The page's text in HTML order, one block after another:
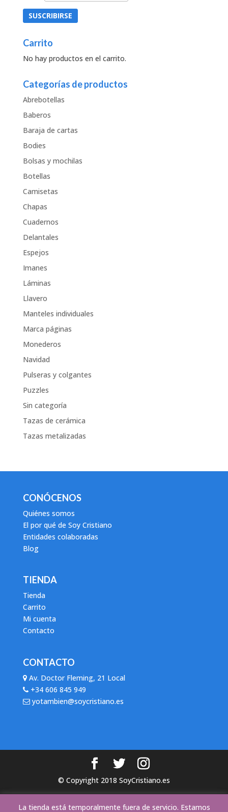
Carrito
No hay productos en el carrito.
Categorías de productos
Abrebotellas
Baberos
Baraja de cartas
Bodies
Bolsas y mochilas
Botellas
Camisetas
Chapas
Cuadernos
Delantales
Espejos
Imanes
Láminas
Llavero
Manteles individuales
Marca páginas
Monederos
Navidad
Pulseras y colgantes
Puzzles
Sin categoría
Tazas de cerámica
Tazas metalizadas
CONÓCENOS
Quiénes somos
El por qué de Soy Cristiano
Entidades colaboradas
Blog
TIENDA
Tienda
Carrito
Mi cuenta
Contacto
CONTACTO
Av. Doctor Fleming, 21 Local
+34 606 845 949
yotambien@soycristiano.es
© Copyright 2018 SoyCristiano.es
Este sitio web utiliza cookies para mejorar la experiencia del
La tienda está temporalmente fuera de servicio. Estamos